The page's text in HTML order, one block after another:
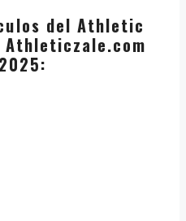
del Athletic
Athleticzale.com